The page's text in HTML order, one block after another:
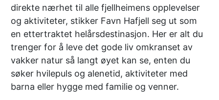
direkte nærhet til alle fjellheimens opplevelser
og aktiviteter, stikker Favn Hafjell seg ut som
en ettertraktet helårsdestinasjon. Her er alt du
trenger for å leve det gode liv omkranset av
vakker natur så langt øyet kan se, enten du
søker hvilepuls og alenetid, aktiviteter med
barna eller hygge med familie og venner.